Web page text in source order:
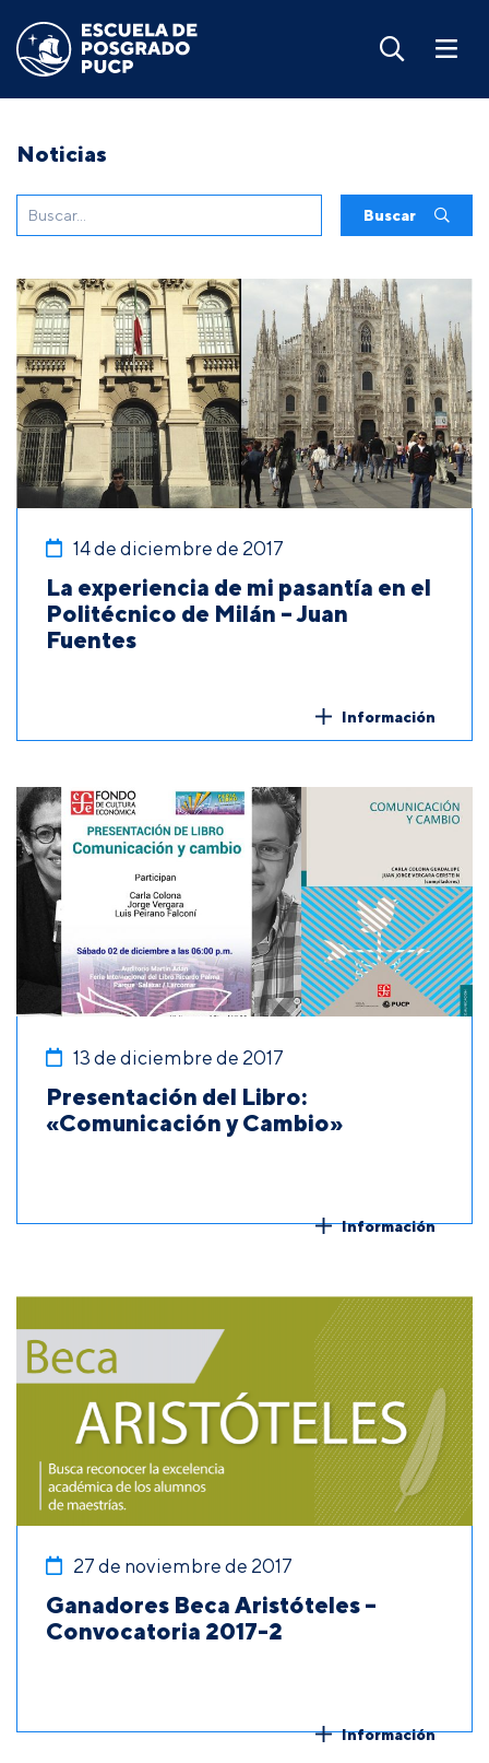
Noticias
Buscar
14 de diciembre de 2017
La experiencia de mi pasantía en el
Politécnico de Milán – Juan
Fuentes
Información
13 de diciembre de 2017
Presentación del Libro:
«Comunicación y Cambio»
Información
27 de noviembre de 2017
Ganadores Beca Aristóteles –
Convocatoria 2017-2
Información